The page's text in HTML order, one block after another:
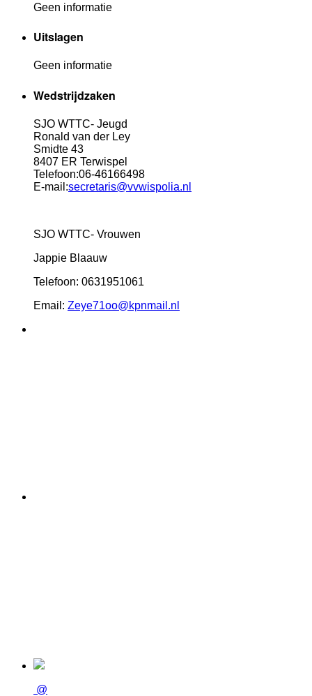
Geen informatie
Uitslagen
Geen informatie
Wedstrijdzaken
SJO WTTC- Jeugd
Ronald van der Ley
Smidte 43
8407 ER Terwispel
Telefoon:06-46166498
E-mail:secretaris@vvwispolia.nl
SJO WTTC- Vrouwen
Jappie Blaauw
Telefoon: 0631951061
Email: Zeye71oo@kpnmail.nl
@